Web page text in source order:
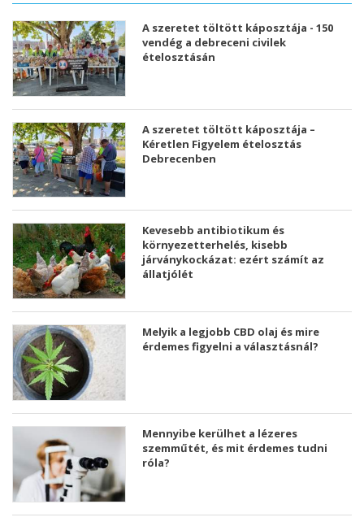
A szeretet töltött káposztája - 150
vendég a debreceni civilek
ételosztásán
A szeretet töltött káposztája –
Kéretlen Figyelem ételosztás
Debrecenben
Kevesebb antibiotikum és
környezetterhelés, kisebb
járványkockázat: ezért számít az
állatjólét
Melyik a legjobb CBD olaj és mire
érdemes figyelni a választásnál?
Mennyibe kerülhet a lézeres
szemműtét, és mit érdemes tudni
róla?